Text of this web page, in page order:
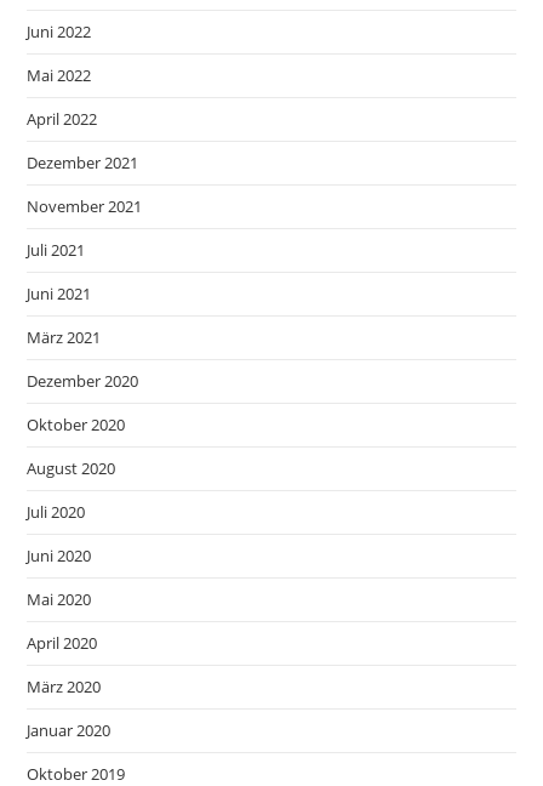
Juni 2022
Mai 2022
April 2022
Dezember 2021
November 2021
Juli 2021
Juni 2021
März 2021
Dezember 2020
Oktober 2020
August 2020
Juli 2020
Juni 2020
Mai 2020
April 2020
März 2020
Januar 2020
Oktober 2019